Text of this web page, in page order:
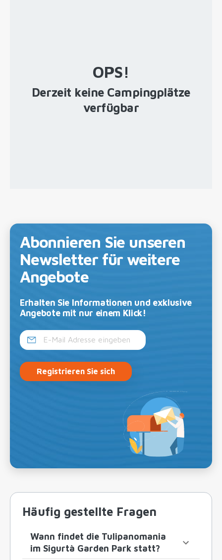
OPS!
Derzeit keine Campingplätze
verfügbar
Abonnieren Sie unseren
Newsletter für weitere
Angebote
Erhalten Sie Informationen und exklusive
Angebote mit nur einem Klick!
Registrieren Sie sich
Häufig gestellte Fragen
Wann findet die Tulipanomania
im Sigurtà Garden Park statt?